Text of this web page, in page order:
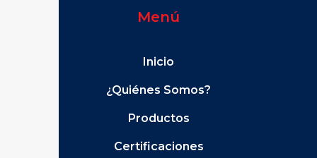
Menú
Inicio
¿Quiénes Somos?
Productos
Certificaciones